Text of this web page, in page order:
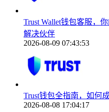
Trust Wallet钱包客服，
解决伙伴
2026-08-09 07:43:53
Trust钱包全指南，如何
2026-08-08 17:04:17